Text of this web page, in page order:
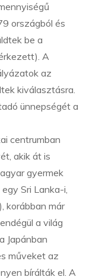
országból és
be a
A
az
kiválasztásra.
ünnepségét a
centrumban
akik át is
gyermek
Sri Lanka-i,
korábban már
a világ
Japánban
műveket az
bírálták el. A